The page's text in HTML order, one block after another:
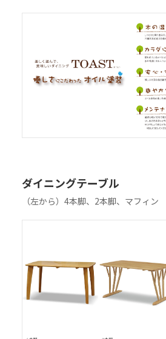
ダイニングテーブル
（左から）4本脚、2本脚、マフィン